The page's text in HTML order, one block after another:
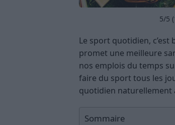
5/5 (
Le sport quotidien, c’est
promet une meilleure
nos emplois du temps
faire du sport tous les
quotidien naturellement
Sommaire